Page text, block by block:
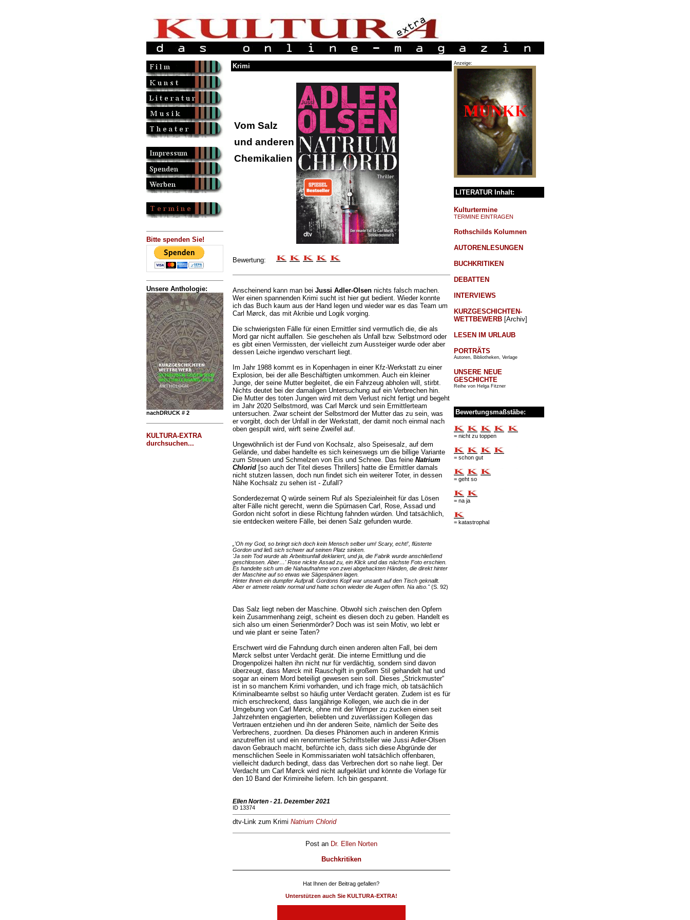
Bitte spenden Sie!
Unsere Anthologie:
nachDRUCK # 2
KULTURA-EXTRA
durchsuchen...
Krimi
Vom Salz
und anderen
Chemikalien
Bewertung:
Anscheinend kann man bei Jussi Adler-Olsennichts falsch machen.
Wer einen spannenden Krimi sucht ist hier gut bedient. Wieder konnte
ich das Buch kaum aus der Hand legen und wieder war es das Team um
Carl Mørck, das mit Akribie und Logik vorging.
Die schwierigsten Fälle für einen Ermittler sind vermutlich die, die als
Mord gar nicht auffallen. Sie geschehen als Unfall bzw. Selbstmord oder
es gibt einen Vermissten, der vielleicht zum Aussteiger wurde oder aber
dessen Leiche irgendwo verscharrt liegt.
Im Jahr 1988 kommt es in Kopenhagen in einer Kfz-Werkstatt zu einer
Explosion, bei der alle Beschäftigten umkommen. Auch ein kleiner
Junge, der seine Mutter begleitet, die ein Fahrzeug abholen will, stirbt.
Nichts deutet bei der damaligen Untersuchung auf ein Verbrechen hin.
Die Mutter des toten Jungen wird mit dem Verlust nicht fertigt und begeht
im Jahr 2020 Selbstmord, was Carl Mørck und sein Ermittlerteam
untersuchen. Zwar scheint der Selbstmord der Mutter das zu sein, was
er vorgibt, doch der Unfall in der Werkstatt, der damit noch einmal nach
oben gespült wird, wirft seine Zweifel auf.
Ungewöhnlich ist der Fund von Kochsalz, also Speisesalz, auf dem
Gelände, und dabei handelte es sich keineswegs um die billige Variante
zum Streuen und Schmelzen von Eis und Schnee. Das feine Natrium
Chlorid[so auch der Titel dieses Thrillers] hatte die Ermittler damals
nicht stutzen lassen, doch nun findet sich ein weiterer Toter, in dessen
Nähe Kochsalz zu sehen ist - Zufall?
Sonderdezernat Q würde seinem Ruf als Spezialeinheit für das Lösen
alter Fälle nicht gerecht, wenn die Spürnasen Carl, Rose, Assad und
Gordon nicht sofort in diese Richtung fahnden würden. Und tatsächlich,
sie entdecken weitere Fälle, bei denen Salz gefunden wurde.
„'Oh my God, so bringt sich doch kein Mensch selber um! Scary, echt!', flüsterte
Gordon und ließ sich schwer auf seinen Platz sinken.
'Ja sein Tod wurde als Arbeitsunfall deklariert, und ja, die Fabrik wurde anschließend
geschlossen. Aber…' Rose nickte Assad zu, ein Klick und das nächste Foto erschien.
Es handelte sich um die Nahaufnahme von zwei abgehackten Händen, die direkt hinter
der Maschine auf so etwas wie Sägespänen lagen.
Hinter ihnen ein dumpfer Aufprall. Gordons Kopf war unsanft auf den Tisch geknallt.
Aber er atmete relativ normal und hatte schon wieder die Augen offen. Na also."(S. 92)
Das Salz liegt neben der Maschine. Obwohl sich zwischen den Opfern
kein Zusammenhang zeigt, scheint es diesen doch zu geben. Handelt es
sich also um einen Serienmörder? Doch was ist sein Motiv, wo lebt er
und wie plant er seine Taten?
Erschwert wird die Fahndung durch einen anderen alten Fall, bei dem
Mørck selbst unter Verdacht gerät. Die interne Ermittlung und die
Drogenpolizei halten ihn nicht nur für verdächtig, sondern sind davon
überzeugt, dass Mørck mit Rauschgift in großem Stil gehandelt hat und
sogar an einem Mord beteiligt gewesen sein soll. Dieses „Strickmuster“
ist in so manchem Krimi vorhanden, und ich frage mich, ob tatsächlich
Kriminalbeamte selbst so häufig unter Verdacht geraten. Zudem ist es für
mich erschreckend, dass langjährige Kollegen, wie auch die in der
Umgebung von Carl Mørck, ohne mit der Wimper zu zucken einen seit
Jahrzehnten engagierten, beliebten und zuverlässigen Kollegen das
Vertrauen entziehen und ihn der anderen Seite, nämlich der Seite des
Verbrechens, zuordnen. Da dieses Phänomen auch in anderen Krimis
anzutreffen ist und ein renommierter Schriftsteller wie Jussi Adler-Olsen
davon Gebrauch macht, befürchte ich, dass sich diese Abgründe der
menschlichen Seele in Kommissariaten wohl tatsächlich offenbaren,
vielleicht dadurch bedingt, dass das Verbrechen dort so nahe liegt. Der
Verdacht um Carl Mørck wird nicht aufgeklärt und könnte die Vorlage für
den 10 Band der Krimireihe liefern. Ich bin gespannt.
Ellen Norten - 21. Dezember 2021
ID 13374
dtv-Link zum Krimi Natrium Chlorid
Post an Dr. Ellen Norten
Buchkritiken
Hat Ihnen der Beitrag gefallen?
Unterstützen auch Sie KULTURA-EXTRA!
Anzeige:
LITERATUR Inhalt:
Kulturtermine
TERMINE EINTRAGEN
Rothschilds Kolumnen
AUTORENLESUNGEN
BUCHKRITIKEN
DEBATTEN
INTERVIEWS
KURZGESCHICHTEN-
WETTBEWERB[Archiv]
LESEN IM URLAUB
PORTRÄTS
Autoren, Bibliotheken, Verlage
UNSERE NEUE
GESCHICHTE
Reihe von Helga Fitzner
Bewertungsmaßstäbe:
= nicht zu toppen
= schon gut
= geht so
= na ja
= katastrophal